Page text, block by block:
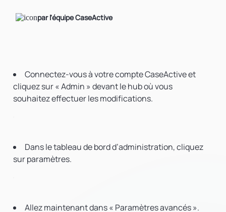
par l'équipe CaseActive
Connectez-vous à votre compte CaseActive et
cliquez sur « Admin » devant le hub où vous
souhaitez effectuer les modifications.
Dans le tableau de bord d’administration, cliquez
sur paramètres.
Allez maintenant dans « Paramètres avancés ».